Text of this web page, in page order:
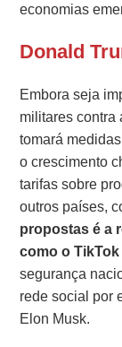
economias
Donald
Embora seja
militares contra
tomará
o crescimento
tarifas sobre
outros países,
propostas é a
como o
segurança
rede social por
Elon Musk.